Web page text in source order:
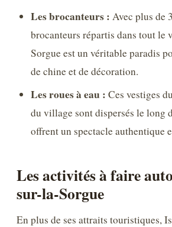
Les brocanteurs : Avec plus de
brocanteurs répartis dans tout le
Sorgue est un véritable paradis
de chine et de décoration.
Les roues à eau : Ces vestiges
du village sont dispersés le long
offrent un spectacle authentique
Les activités à faire
sur-la-Sorgue
En plus de ses attraits touristiques,